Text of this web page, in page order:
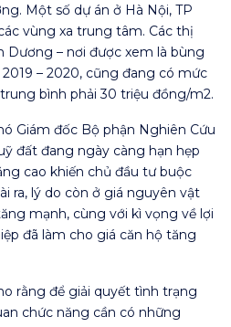
Một số dự án ở Hà Nội, TP
vùng xa trung tâm. Các thị
– nơi được xem là bùng
– 2020, cũng đang có mức
bình phải 30 triệu đồng/m2.
Giám đốc Bộ phận Nghiên Cứu
đất đang ngày càng hạn hẹp
cao khiến chủ đầu tư buộc
ra, lý do còn ở giá nguyên vật
mạnh, cùng với kì vọng về lợi
đã làm cho giá căn hộ tăng
rằng để giải quyết tình trạng
chức năng cần có những